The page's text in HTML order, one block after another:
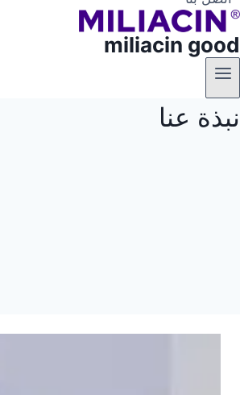
miliacin good
نبذة عنا